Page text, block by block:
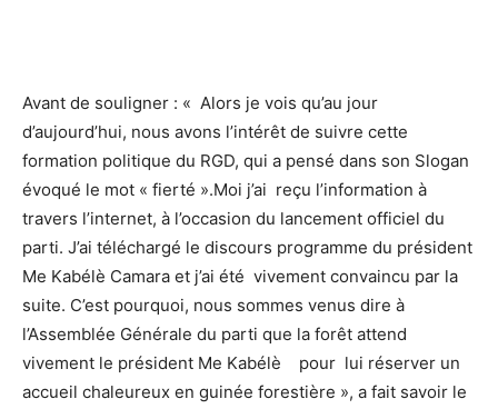
Avant de souligner : « Alors je vois qu’au jour
d’aujourd’hui, nous avons l’intérêt de suivre cette
formation politique du RGD, qui a pensé dans son Slogan
évoqué le mot « fierté ».Moi j’ai reçu l’information à
travers l’internet, à l’occasion du lancement officiel du
parti. J’ai téléchargé le discours programme du président
Me Kabélè Camara et j’ai été vivement convaincu par la
suite. C’est pourquoi, nous sommes venus dire à
l’Assemblée Générale du parti que la forêt attend
vivement le président Me Kabélè pour lui réserver un
accueil chaleureux en guinée forestière », a fait savoir le